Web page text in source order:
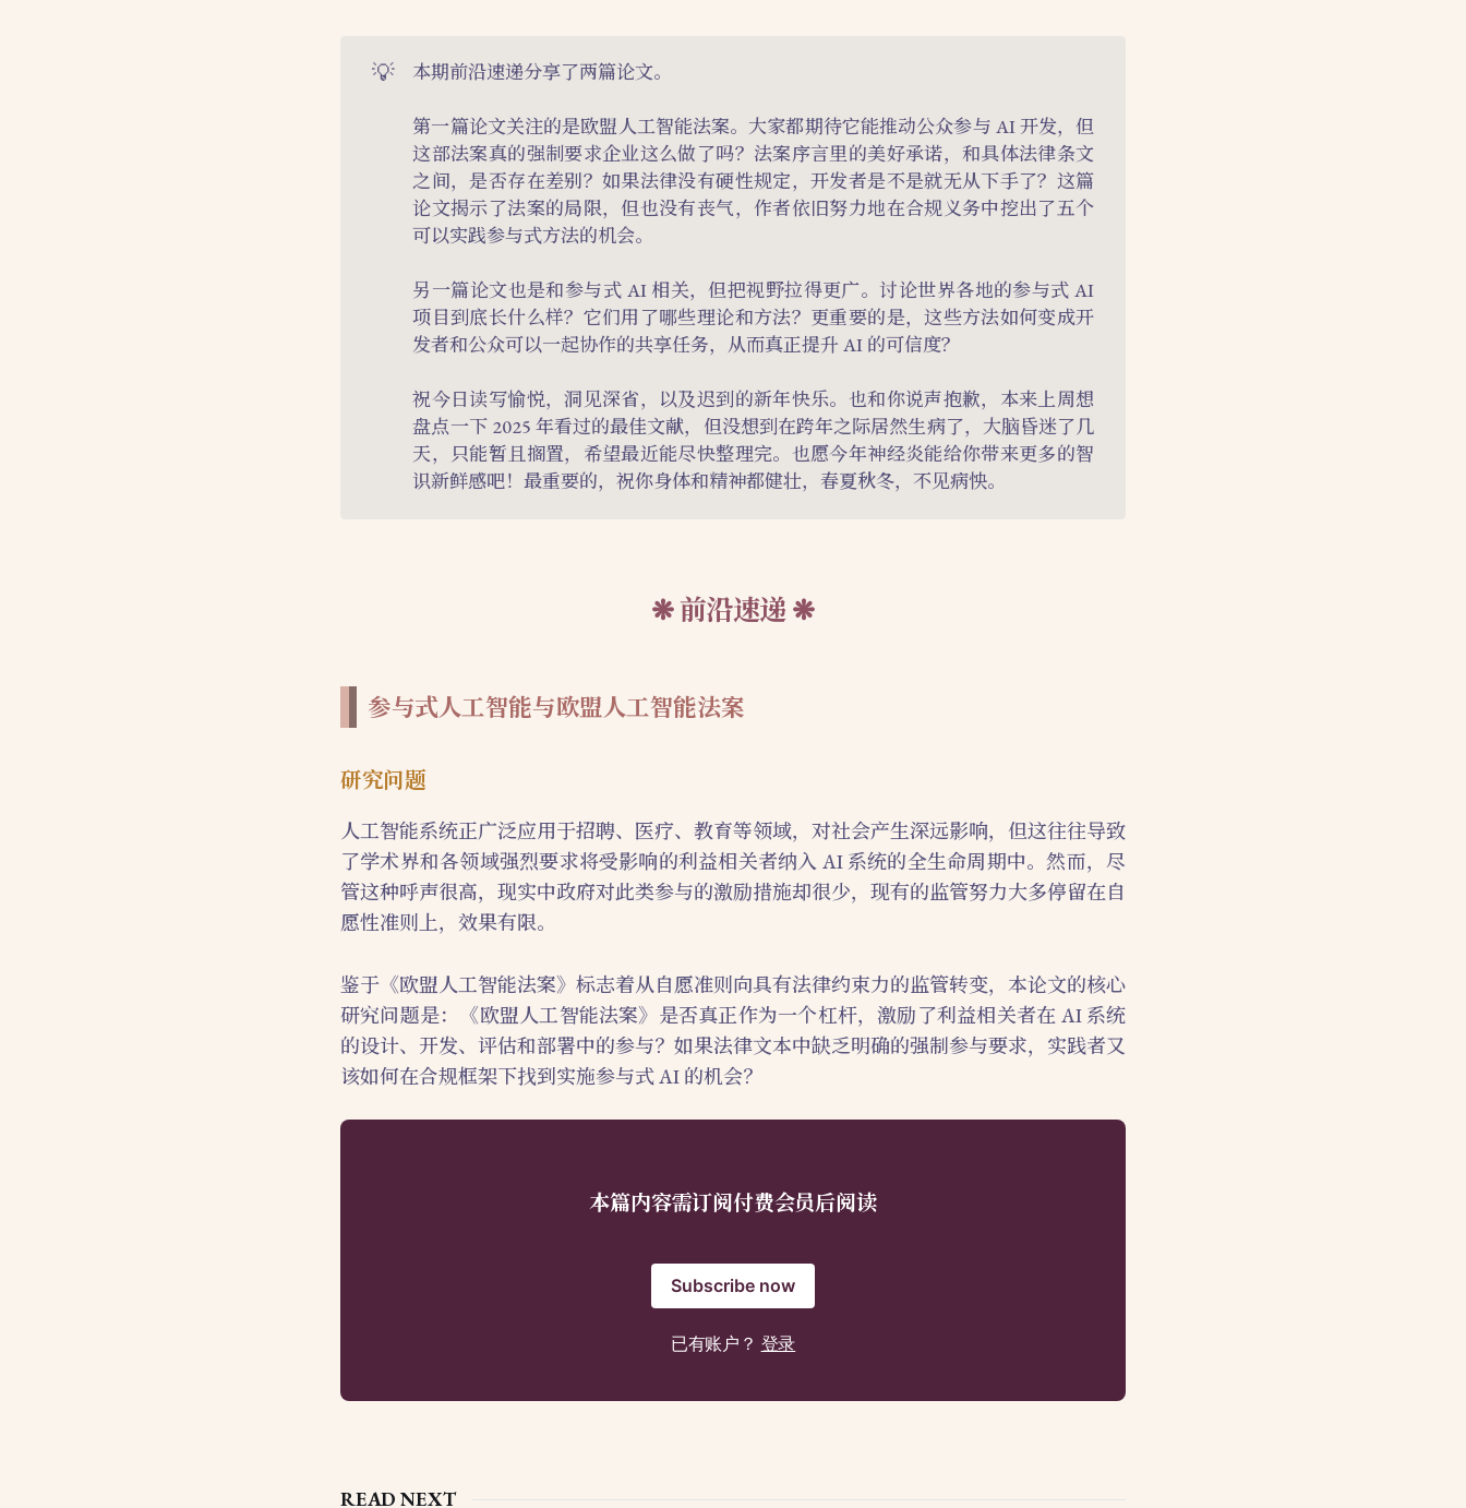
💡 本期前沿速递分享了两篇论文。
第一篇论文关注的是欧盟人工智能法案。大家都期待它能推动公众参与 AI 开发，但
这部法案真的强制要求企业这么做了吗？法案序言里的美好承诺，和具体法律条文
之间，是否存在差别？如果法律没有硬性规定，开发者是不是就无从下手了？这篇
论文揭示了法案的局限，但也没有丧气，作者依旧努力地在合规义务中挖出了五个
可以实践参与式方法的机会。
另一篇论文也是和参与式 AI 相关，但把视野拉得更广。讨论世界各地的参与式 AI
项目到底长什么样？它们用了哪些理论和方法？更重要的是，这些方法如何变成开
发者和公众可以一起协作的共享任务，从而真正提升 AI 的可信度？
祝今日读写愉悦，洞见深省，以及迟到的新年快乐。也和你说声抱歉，本来上周想
盘点一下 2025 年看过的最佳文献，但没想到在跨年之际居然生病了，大脑昏迷了几
天，只能暂且搁置，希望最近能尽快整理完。也愿今年神经炎能给你带来更多的智
识新鲜感吧！最重要的，祝你身体和精神都健壮，春夏秋冬，不见病怏。
前沿速递
参与式人工智能与欧盟人工智能法案
研究问题
人工智能系统正广泛应用于招聘、医疗、教育等领域，对社会产生深远影响，但这往往导致
了学术界和各领域强烈要求将受影响的利益相关者纳入 AI 系统的全生命周期中。然而，尽
管这种呼声很高，现实中政府对此类参与的激励措施却很少，现有的监管努力大多停留在自
愿性准则上，效果有限。
鉴于《欧盟人工智能法案》标志着从自愿准则向具有法律约束力的监管转变，本论文的核心
研究问题是：《欧盟人工智能法案》是否真正作为一个杠杆，激励了利益相关者在 AI 系统
的设计、开发、评估和部署中的参与？如果法律文本中缺乏明确的强制参与要求，实践者又
该如何在合规框架下找到实施参与式 AI 的机会？
本篇内容需订阅付费会员后阅读
Subscribe now
已有账户？ 登录
READ NEXT